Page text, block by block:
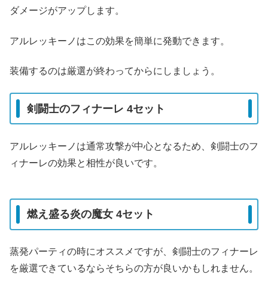
ダメージがアップします。
アルレッキーノはこの効果を簡単に発動できます。
装備するのは厳選が終わってからにしましょう。
剣闘士のフィナーレ 4セット
アルレッキーノは通常攻撃が中心となるため、剣闘士のフ
ィナーレの効果と相性が良いです。
燃え盛る炎の魔女 4セット
蒸発パーティの時にオススメですが、剣闘士のフィナーレ
を厳選できているならそちらの方が良いかもしれません。